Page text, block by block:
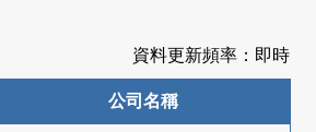
資料更新頻率：即時
公司名稱